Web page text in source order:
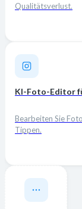
Qualitätsverlust.
KI-Foto-Editor
Bearbeiten Sie
Tippen.